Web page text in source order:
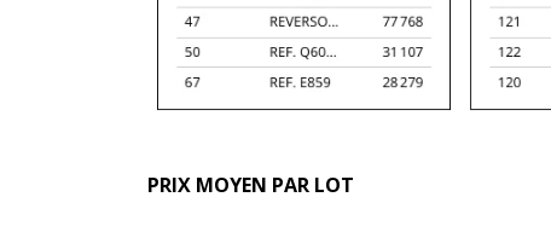
PRIX MOYEN PAR LOT